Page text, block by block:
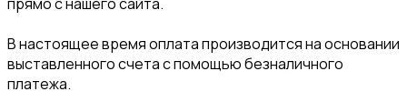
В настоящее время оплата производится на основании
выставленного счета с помощью безналичного
платежа.